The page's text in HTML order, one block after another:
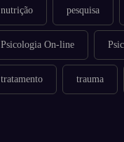
nutrição pesquisa
Psicologia On-line
tratamento trauma